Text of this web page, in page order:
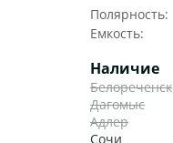
Полярность:
Емкость:
Наличие
Белореченск
Дагомыс
Адлер
Сочи